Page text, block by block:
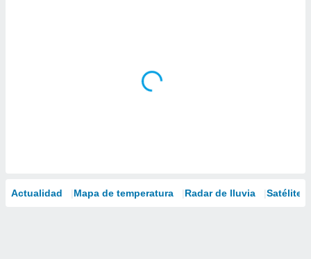
Actualidad Mapa de temperatura Radar de lluvia Satélites